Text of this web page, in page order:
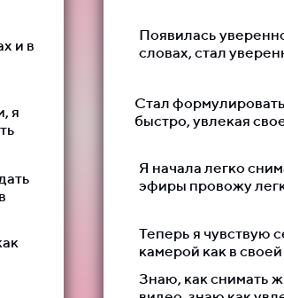
я
и в
Стал
быстро, увлекая
Знаю, как снимать
Теперь я чувствую
камерой как в
Я начала легко
эфиры провожу
Появилась
словах, стал